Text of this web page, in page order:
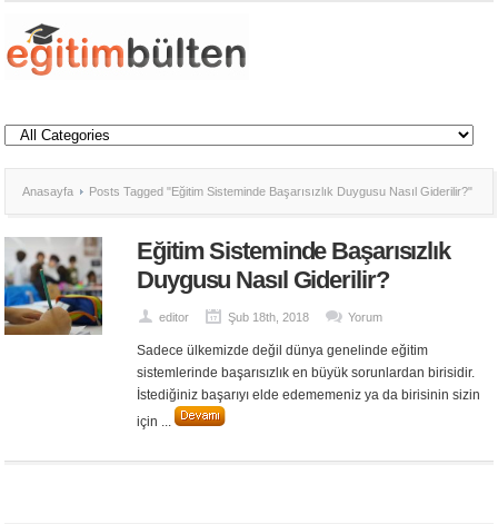
Anasayfa Posts Tagged "Eğitim Sisteminde Başarısızlık Duygusu Nasıl Giderilir?"
Eğitim Sisteminde Başarısızlık
Duygusu Nasıl Giderilir?
editor Şub 18th, 2018 Yorum
Sadece ülkemizde değil dünya genelinde eğitim
sistemlerinde başarısızlık en büyük sorunlardan birisidir.
İstediğiniz başarıyı elde edememeniz ya da birisinin sizin
için ...